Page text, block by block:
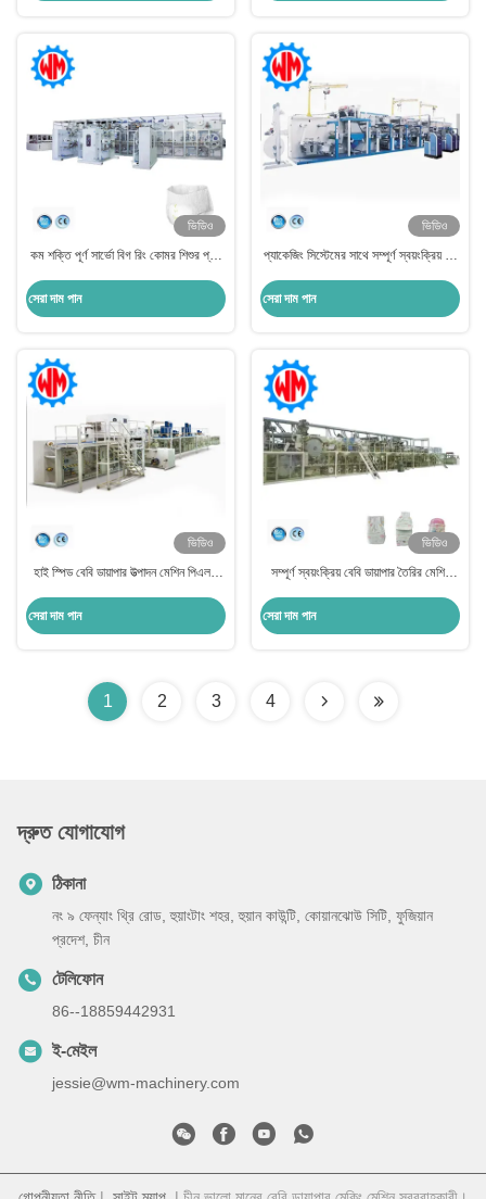
ভিডিও
কম শক্তি পূর্ণ সার্ভো বিগ রিং কোমর শিশুর প্যান্ট
সেরা দাম পান
ভিডিও
প্যাকেজিং সিস্টেমের সাথে সম্পূর্ণ স্বয়ংক্রিয় বড়
সেরা দাম পান
ভিডিও
হাই স্পিড বেবি ডায়াপার উত্পাদন মেশিন পিএলসি
সেরা দাম পান
ভিডিও
সম্পূর্ণ স্বয়ংক্রিয় বেবি ডায়াপার তৈরির মেশিন
সেরা দাম পান
1 2 3 4
দ্রুত যোগাযোগ
ঠিকানা
নং ৯ ফেন্যাং থ্রি রোড, হুয়াংটাং শহর, হুয়ান কাউন্টি, কোয়ানঝোউ সিটি, ফুজিয়ান
প্রদেশ, চীন
টেলিফোন
86--18859442931
ই-মেইল
jessie@wm-machinery.com